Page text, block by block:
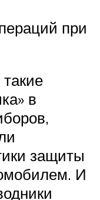
при
в
защиты
И